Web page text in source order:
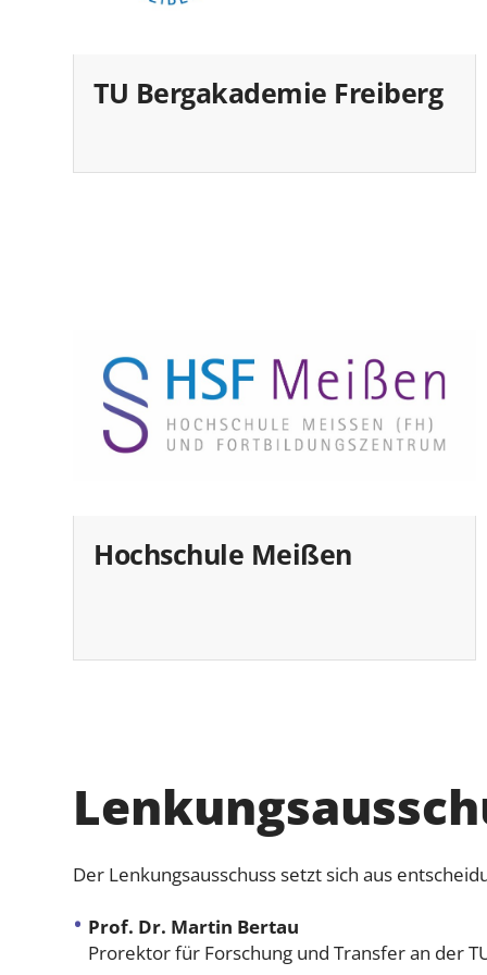
TU Bergakademie Freiberg
Hochschule Meißen
Der Lenkungsausschuss setzt sich aus
Prof. Dr. Martin Bertau
Prorektor für Forschung und Transfer an der